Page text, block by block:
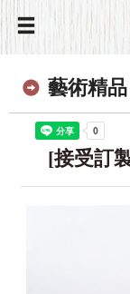
藝術精品
[接受訂